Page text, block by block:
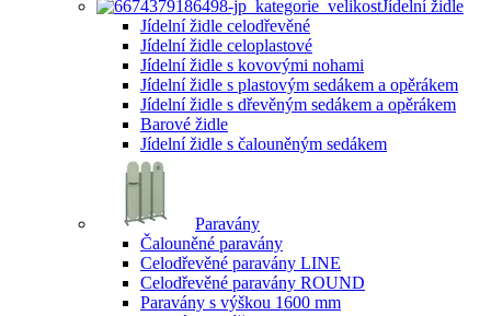
Jídelní židle
Jídelní židle celodřevěné
Jídelní židle celoplastové
Jídelní židle s kovovými nohami
Jídelní židle s plastovým sedákem a opěrákem
Jídelní židle s dřevěným sedákem a opěrákem
Barové židle
Jídelní židle s čalouněným sedákem
Paravány
Čalouněné paravány
Celodřevěné paravány LINE
Celodřevěné paravány ROUND
Paravány s výškou 1600 mm